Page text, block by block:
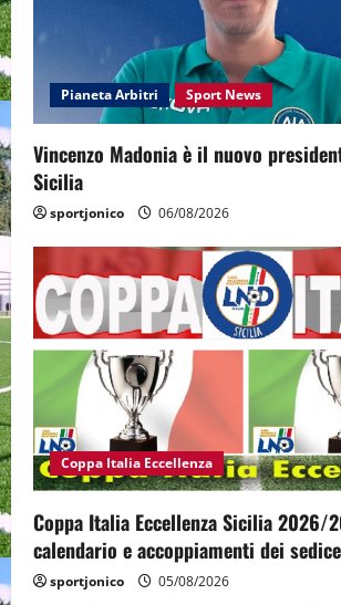
Pianeta Arbitri Sport News
Vincenzo Madonia è il nuovo
Sicilia
sportjonico 06/08/2026
Coppa Italia Eccellenza
Coppa Italia Eccellenza Sicilia 2026/
calendario e accoppiamenti dei
sportjonico 05/08/2026